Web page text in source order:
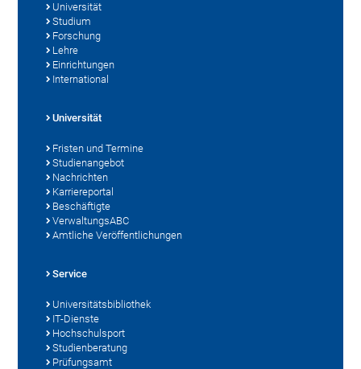
Universität
Studium
Forschung
Lehre
Einrichtungen
International
Universität
Fristen und Termine
Studienangebot
Nachrichten
Karriereportal
Beschäftigte
VerwaltungsABC
Amtliche Veröffentlichungen
Service
Universitätsbibliothek
IT-Dienste
Hochschulsport
Studienberatung
Prüfungsamt